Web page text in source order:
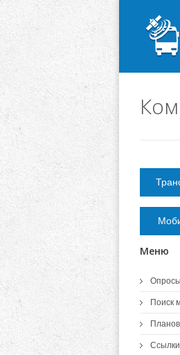
Меню
Опросы
Поиск
Ссылки